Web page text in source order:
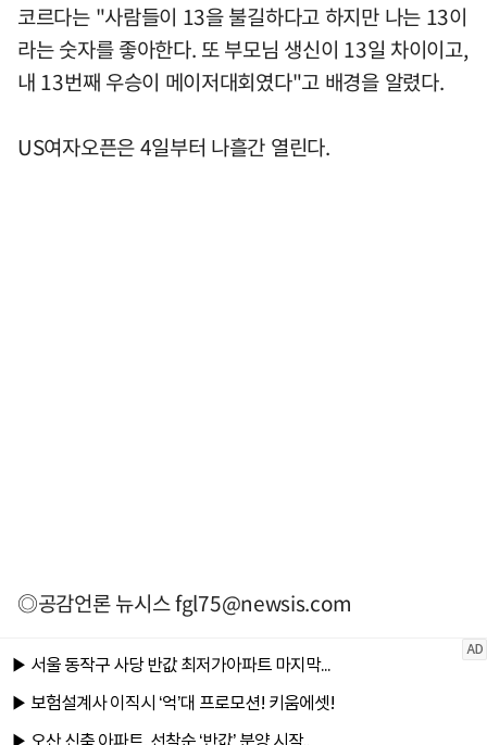
코르다는 "사람들이 13을 불길하다고 하지만 나는 13이
라는 숫자를 좋아한다. 또 부모님 생신이 13일 차이이고,
내 13번째 우승이 메이저대회였다"고 배경을 알렸다.
US여자오픈은 4일부터 나흘간 열린다.
◎공감언론 뉴시스fgl75@newsis.com